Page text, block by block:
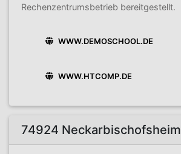
Rechenzentrumsbetrieb bereitgestellt.
WWW.DEMOSCHOOL.DE
WWW.HTCOMP.DE
74924 Neckarbischofsheim